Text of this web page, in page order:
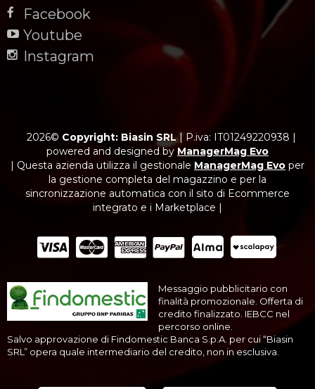
Facebook
Youtube
Instagram
2026© Copyright: Biasin SRL| P.iva: IT01249220938 |
powered and designed by ManagerMag Evo
| Questa azienda utilizza il gestionale ManagerMag Evo per
la gestione completa del magazzino e per la
sincronizzazione automatica con il sito di Ecommerce
integrato e i Marketplace |
Messaggio pubblicitario con
finalità promozionale. Offerta di
credito finalizzato. IEBCC nel
percorso online.
Salvo approvazione di Findomestic Banca S.p.A. per cui “Biasin
SRL” opera quale intermediario del credito, non in esclusiva.